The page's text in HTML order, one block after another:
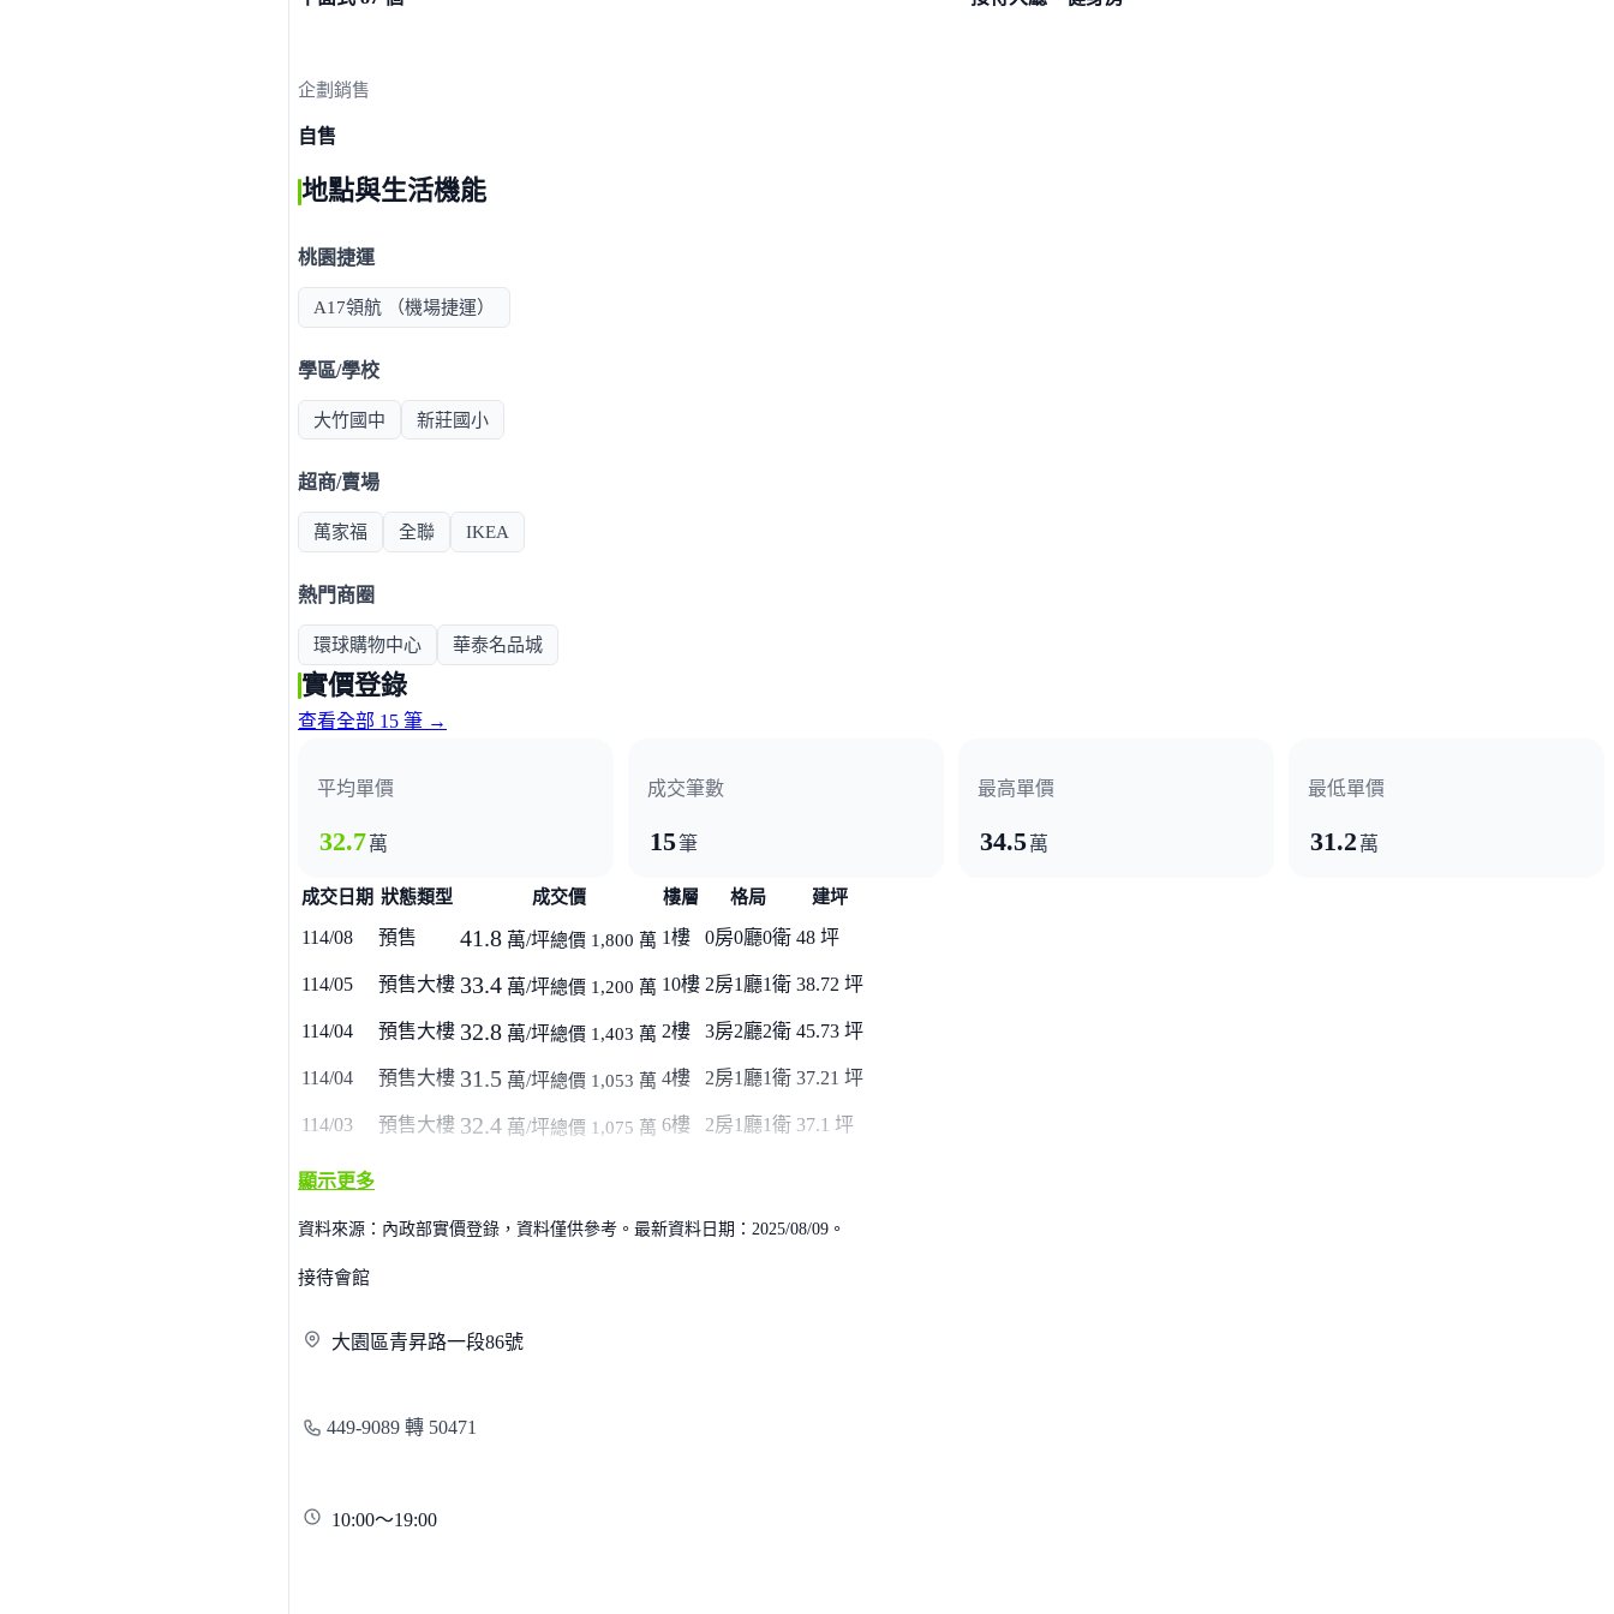
企劃銷售
自售
地點與生活機能
桃園捷運
A17領航 （機場捷運）
學區/學校
大竹國中 新莊國小
超商/賣場
萬家福 全聯 IKEA
熱門商圈
環球購物中心 華泰名品城
實價登錄
查看全部 15 筆 →
平均單價
32.7萬
成交筆數
15筆
最高單價
34.5萬
最低單價
31.2 萬
成交日期 狀態類型 成交價 樓層 格局 建坪
114/08 預售 41.8 萬/坪總價 1,800 萬 1樓 0房0廳0衛 48 坪
114/05 預售大樓 33.4 萬/坪總價 1,200 萬 10樓 2房1廳1衛 38.72 坪
114/04 預售大樓 32.8 萬/坪總價 1,403 萬 2樓 3房2廳2衛 45.73 坪
114/04 預售大樓 31.5 萬/坪總價 1,053 萬 4樓 2房1廳1衛 37.21 坪
114/03 預售大樓 32.4 萬/坪總價 1,075 萬 6樓 2房1廳1衛 37.1 坪
顯示更多
資料來源：內政部實價登錄，資料僅供參考。最新資料日期：2025/08/09。
接待會館
大園區青昇路一段86號
449-9089 轉 50471
10:00～19:00